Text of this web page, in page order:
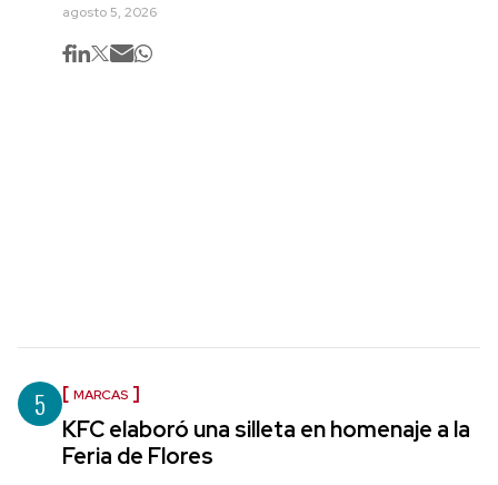
agosto 5, 2026
5 MARCAS
KFC elaboró una silleta en homenaje a la
Feria de Flores